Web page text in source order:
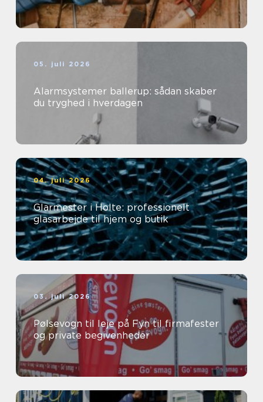
05. juli 2026
Alarmsystemer ballerup: sådan skaber
du tryghed i hverdagen
04. juli 2026
Glarmester i Holte: professionelt
glasarbejde til hjem og butik
03. juli 2026
Pølsevogn til leje på Fyn til firmafester
og private begivenheder